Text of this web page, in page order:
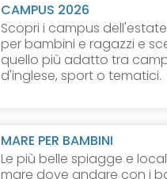
CAMPUS 2026
Scopri i campus
per bambini e ragazzi e
quello più adatto tra
d'inglese, sport o tematici.
MARE PER BAMBINI
Le più belle spiagge e
mare dove andare con i